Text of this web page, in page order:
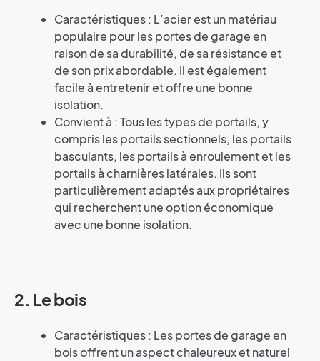
Caractéristiques : L’acier est un matériau
populaire pour les portes de garage en
raison de sa durabilité, de sa résistance et
de son prix abordable. Il est également
facile à entretenir et offre une bonne
isolation.
Convient à : Tous les types de portails, y
compris les portails sectionnels, les portails
basculants, les portails à enroulement et les
portails à charnières latérales. Ils sont
particulièrement adaptés aux propriétaires
qui recherchent une option économique
avec une bonne isolation.
2. Le bois
Caractéristiques : Les portes de garage en
bois offrent un aspect chaleureux et naturel